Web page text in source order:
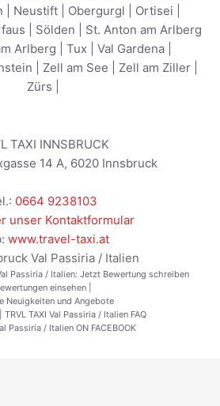
Neustift| Obergurgl Ortisei
Sölden
St. Anton am Arlberg
Arlberg Tux Val Gardena
Zell am See Zell am Ziller
Zürs
TAXI INNSBRUCK
14 A, 6020 Innsbruck
0664 9238103
unser Kontaktformular
www.travel-taxi.at
Val Passiria / Italien
Passiria / Italien: Jetzt Bewertung schreiben
einsehen|
Neuigkeiten und Angebote
TRVL TAXI Val Passiria / Italien FAQ
Passiria / Italien ON FACEBOOK